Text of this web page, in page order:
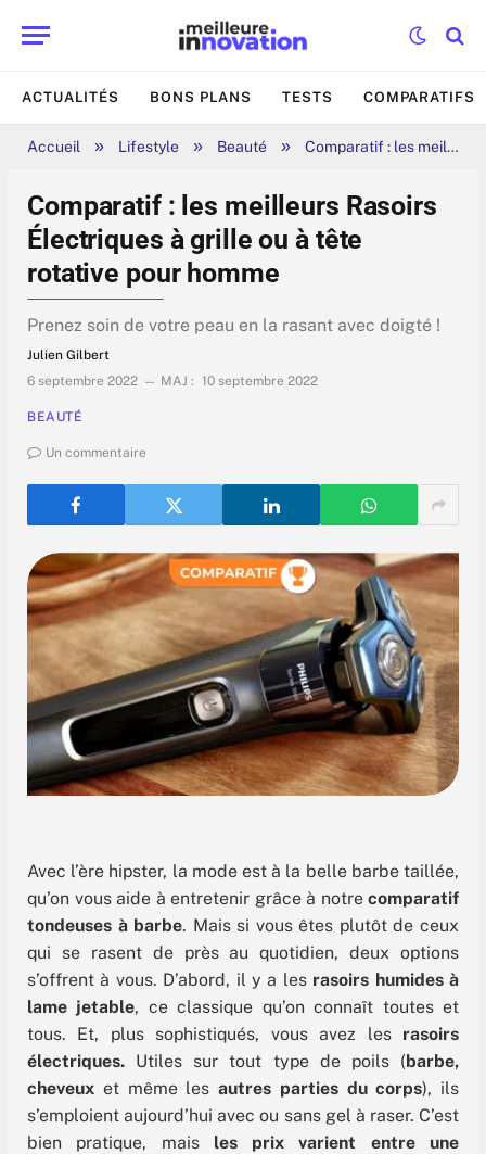
ACTUALITÉS BONS PLANS TESTS COMPARATIFS
Accueil » Lifestyle » Beauté » Comparatif : les meilleurs Rasoirs Électriques à grille ou à tête rotative pour homme
Comparatif : les meilleurs Rasoirs
Électriques à grille ou à tête
rotative pour homme
Prenez soin de votre peau en la rasant avec doigté !
Julien Gilbert
6 septembre 2022
MAJ : 10 septembre 2022
BEAUTÉ
Un commentaire
Avec l’ère hipster, la mode est à la belle barbe taillée,
qu’on vous aide à entretenir grâce à notre comparatif
tondeuses à barbe. Mais si vous êtes plutôt de ceux
qui se rasent de près au quotidien, deux options
s’offrent à vous. D’abord, il y a les rasoirs humides à
lame jetable, ce classique qu’on connaît toutes et
tous. Et, plus sophistiqués, vous avez lesrasoirs
électriques. Utiles sur tout type de poils (barbe,
cheveux et même les autres parties du corps), ils
s’emploient aujourd’hui avec ou sans gel à raser. C’est
bien pratique, mais les prix varient entre une